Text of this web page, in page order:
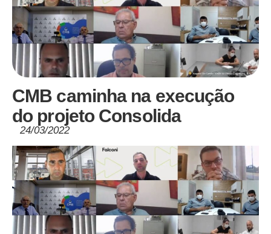
CMB caminha na execução
do projeto Consolida
24/03/2022